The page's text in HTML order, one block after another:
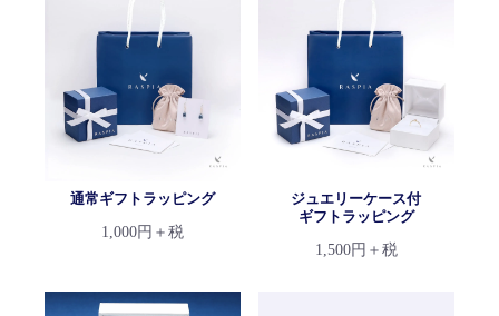
通常ギフトラッピング
1,000円＋税
ジュエリーケース付
ギフトラッピング
1,500円＋税